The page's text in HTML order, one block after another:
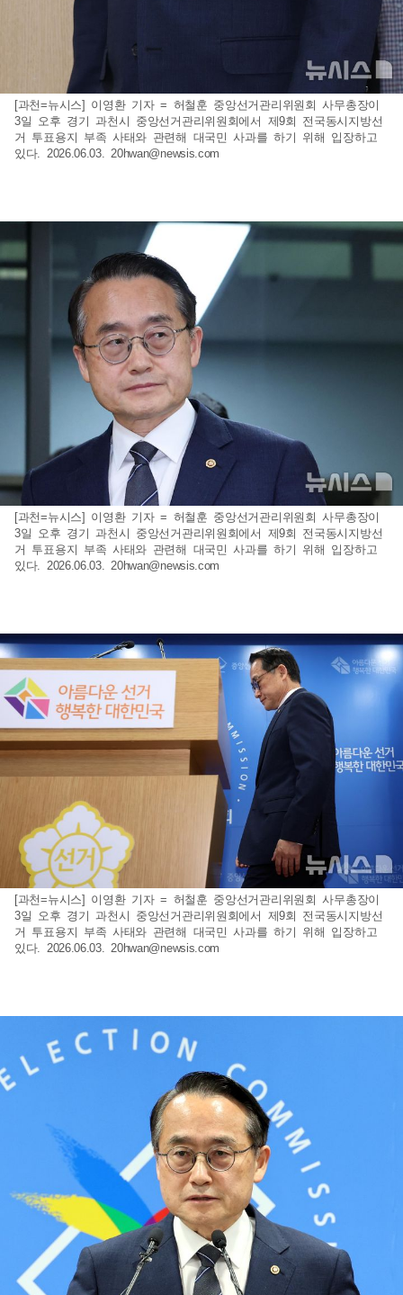
[과천=뉴시스] 이영환 기자 = 허철훈 중앙선거관리위원회 사무총장이
3일 오후 경기 과천시 중앙선거관리위원회에서 제9회 전국동시지방선
거 투표용지 부족 사태와 관련해 대국민 사과를 하기 위해 입장하고
있다. 2026.06.03. 20hwan@newsis.com
[과천=뉴시스] 이영환 기자 = 허철훈 중앙선거관리위원회 사무총장이
3일 오후 경기 과천시 중앙선거관리위원회에서 제9회 전국동시지방선
거 투표용지 부족 사태와 관련해 대국민 사과를 하기 위해 입장하고
있다. 2026.06.03. 20hwan@newsis.com
[과천=뉴시스] 이영환 기자 = 허철훈 중앙선거관리위원회 사무총장이
3일 오후 경기 과천시 중앙선거관리위원회에서 제9회 전국동시지방선
거 투표용지 부족 사태와 관련해 대국민 사과를 하기 위해 입장하고
있다. 2026.06.03. 20hwan@newsis.com